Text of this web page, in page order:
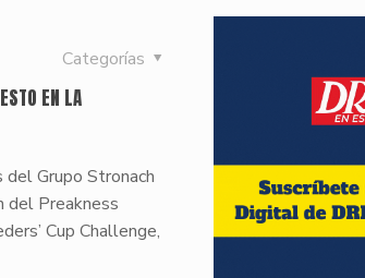
Categorías
EN LA
del Grupo Stronach
del Preakness
Cup Challenge,